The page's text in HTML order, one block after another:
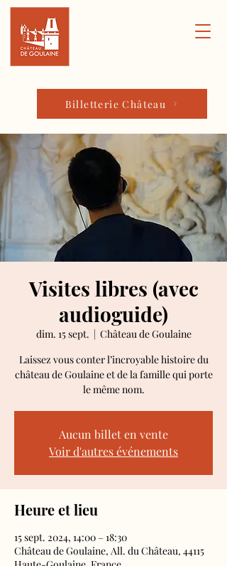
Billetterie Château
Visites libres (avec
audioguide)
dim. 15 sept.
  |
Château de Goulaine
Laissez vous conter l’incroyable histoire du
château de Goulaine et de la famille qui porte
le même nom.
Aucun billet en vente
Voir d'autres événements
Heure et lieu
15 sept. 2024, 14:00 – 18:30
Château de Goulaine, All. du Château, 44115